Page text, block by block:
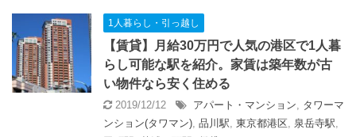
1人暮らし・引っ越し
【賃貸】月給30万円で人気の港区で1人暮
らし可能な駅を紹介。家賃は築年数が古
い物件なら安く住める
2019/12/12 アパート・マンション, タワーマ
ンション(タワマン), 品川駅, 東京都港区, 泉岳寺駅,